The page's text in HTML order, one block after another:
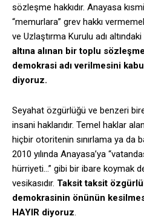
sözleşme hakkıdır. Anayasa
“memurlara” grev hakkı
ve Uzlaştırma Kurulu adı
altına alınan bir toplu
demokrasi adı verilmesini
diyoruz.
Seyahat özgürlüğü ve benzeri
insani haklarıdır. Temel haklar
hiçbir otoritenin sınırlama ya da
2010 yılında Anayasa’ya
hürriyeti…” gibi bir ibare koymak
vesikasıdır. Taksit taksit
demokrasinin önünün
HAYIR diyoruz.